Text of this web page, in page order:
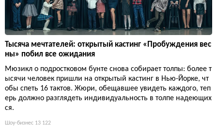
Тысяча мечтателей: открытый кастинг «Пробуждения вес
ны» побил все ожидания
Мюзикл о подростковом бунте снова собирает толпы: более т
ысячи человек пришли на открытый кастинг в Нью-Йорке, чт
обы спеть 16 тактов. Жюри, обещавшее увидеть каждого, теп
ерь должно разглядеть индивидуальность в толпе надеющих
ся.
Шоу-бизнес 13 122